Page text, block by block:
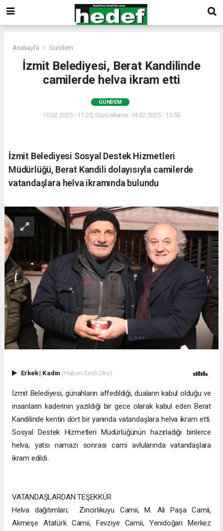
Anasayfa Gündem
İzmit Belediyesi, Berat Kandilinde
camilerde helva ikram etti
GÜNDEM
10.02.2025 - 11:20, Güncelleme: 14.02.2025 - 15:54
İzmit Belediyesi Sosyal Destek Hizmetleri
Müdürlüğü, Berat Kandili dolayısıyla camilerde
vatandaşlara helva ikramında bulundu
Erkek| Kadın (Haberi Sesli Oku)
İzmit Belediyesi, günahların affedildiği, duaların kabul olduğu ve
insanların kaderinin yazıldığı bir gece olarak kabul eden Berat
Kandilinde kentin dört bir yanında vatandaşlara helva ikram etti.
Sosyal Destek Hizmetleri Müdürlüğünün hazırladığı binlerce
helva, yatsı namazı sonrası cami avlularında vatandaşlara
ikram edildi.
VATANDAŞLARDAN TEŞEKKÜR
Helva dağıtımları; Zincirlikuyu Camii, M. Ali Paşa Camii,
Akmeşe Atatürk Camii, Fevziye Camii, Yenidoğan Merkez